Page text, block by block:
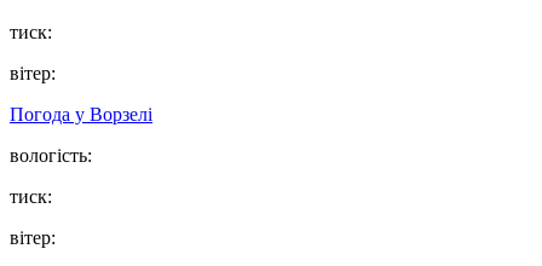
тиск:
вітер:
Погода у Ворзелі
вологість:
тиск:
вітер: